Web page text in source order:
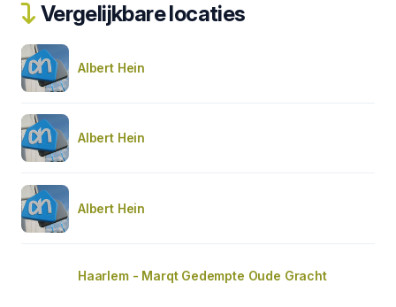
Vergelijkbare locaties
Albert Hein
Albert Hein
Albert Hein
Haarlem - Marqt Gedempte Oude Gracht